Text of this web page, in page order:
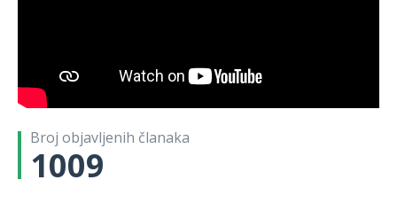
Broj objavljenih članaka
1009